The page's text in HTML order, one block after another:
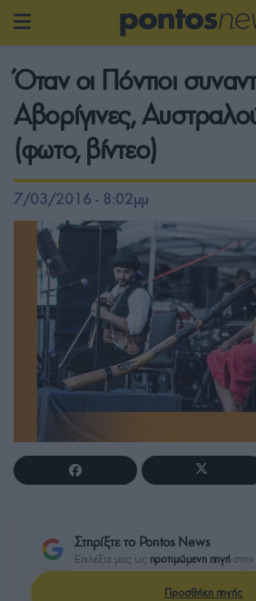
Όταν οι Πόντιοι
Αβορίγινες,
(φωτο, βίντεο)
7/03/2016 - 8:02μμ
Στηρίξτε το Pontos News
Επιλέξτε μας ως προτιμώμενη πηγή
Προσθήκη πηγής